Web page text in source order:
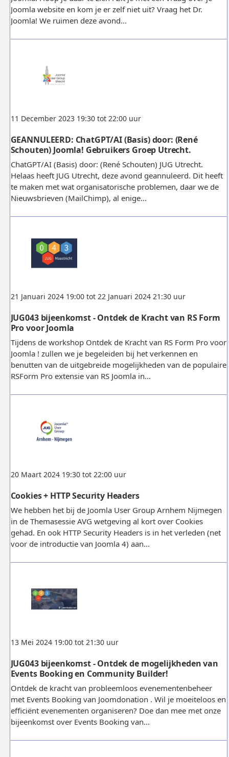
Joomla website en kom je er zelf niet uit? Vraag het Dr.
Joomla! We ruimen deze avond...
11 December 2023 19:30 tot 22:00 uur
GEANNULEERD: ChatGPT/AI (Basis) door: (René
Schouten) Joomla! Gebruikers Groep Utrecht.
ChatGPT/AI (Basis) door: (René Schouten) JUG Utrecht.
Helaas heeft JUG Utrecht, deze avond geannuleerd. Dit heeft
te maken met wat organisatorische problemen, daar we de
Nieuwsbrieven (MailChimp), al enige...
21 Januari 2024 19:00 tot 22 Januari 2024 21:30 uur
JUG043 bijeenkomst - Ontdek de Kracht van RS Form
Pro voor Joomla
Tijdens de workshop Ontdek de Kracht van RS Form Pro voor
Joomla ! zullen we je begeleiden bij het verkennen en
benutten van de uitgebreide mogelijkheden van de populaire
RSForm Pro extensie van RS Joomla in...
20 Maart 2024 19:30 tot 22:00 uur
Cookies + HTTP Security Headers
We hebben het bij de Joomla User Group Arnhem Nijmegen
in de Themasessie AVG wetgeving al kort over Cookies
gehad. En ook HTTP Security Headers is in het verleden (net
voor de introductie van Joomla 4) aan...
13 Mei 2024 19:00 tot 21:30 uur
JUG043 bijeenkomst - Ontdek de mogelijkheden van
Events Booking en Community Builder!
Ontdek de kracht van probleemloos evenementenbeheer
met Events Booking van Joomdonation . Wil je moeiteloos en
efficiënt evenementen organiseren? Doe dan mee met onze
bijeenkomst over Events Booking van...